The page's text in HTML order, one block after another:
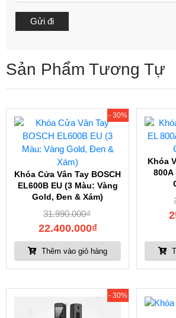
Sản Phẩm Tương Tự
- 30%
Khóa Cửa Vân Tay BOSCH
EL600B EU (3 Màu: Vàng
Gold, Đen & Xám)
31.990.000₫
22.400.000₫
Thêm vào giỏ hàng
Khóa
800A
- 30%